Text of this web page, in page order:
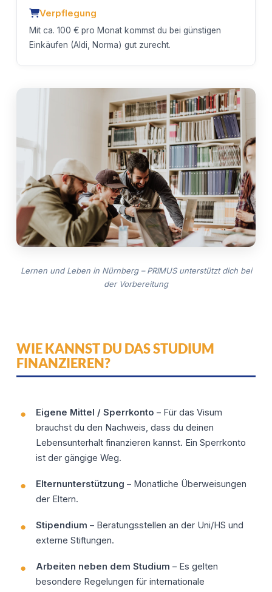
Verpflegung
Mit ca. 100 € pro Monat kommst du bei günstigen
Einkäufen (Aldi, Norma) gut zurecht.
Lernen und Leben in Nürnberg – PRIMUS unterstützt dich bei
der Vorbereitung
WIE KANNST DU DAS STUDIUM
FINANZIEREN?
Eigene Mittel / Sperrkonto – Für das Visum
brauchst du den Nachweis, dass du deinen
Lebensunterhalt finanzieren kannst. Ein Sperrkonto
ist der gängige Weg.
Elternunterstützung – Monatliche Überweisungen
der Eltern.
Stipendium – Beratungsstellen an der Uni/HS und
externe Stiftungen.
Arbeiten neben dem Studium – Es gelten
besondere Regelungen für internationale